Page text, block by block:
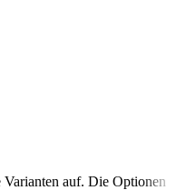
auf. Die Optionen